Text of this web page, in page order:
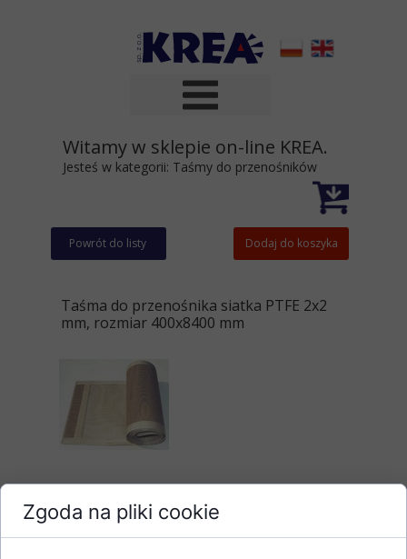
Powrót do listy Dodaj do koszyka
Witamy w sklepie on-line KREA.
Jesteś w kategorii: Taśmy do przenośników
Długość: 8400 mm
Oczka:2x2 mm
Taśma do przenośnika siatka PTFE 2x2
mm, rozmiar 400x8400 mm
Zgoda na pliki cookie